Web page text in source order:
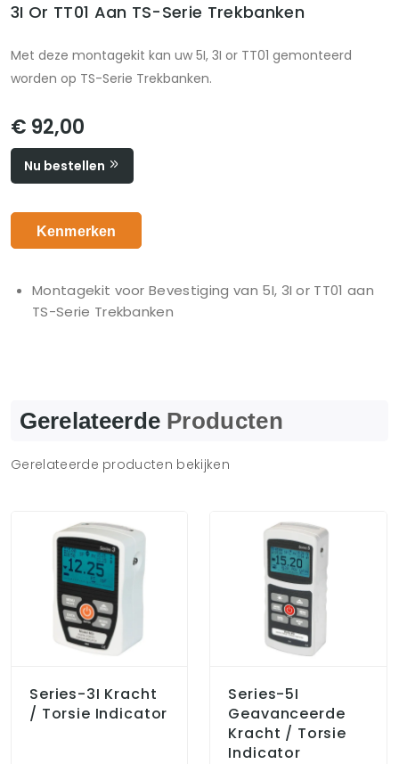
3I Or TT01 Aan TS-Serie Trekbanken
Met deze montagekit kan uw 5I, 3I or TT01 gemonteerd
worden op TS-Serie Trekbanken.
€ 92,00
Nu bestellen
Kenmerken
Montagekit voor Bevestiging van 5I, 3I or TT01 aan
TS-Serie Trekbanken
Gerelateerde Producten
Gerelateerde producten bekijken
Series-3I Kracht
/ Torsie Indicator
Series-5I
Geavanceerde
Kracht / Torsie
Indicator